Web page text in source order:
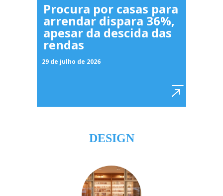
Procura por casas para
arrendar dispara 36%,
apesar da descida das
rendas
29 de julho de 2026
DESIGN